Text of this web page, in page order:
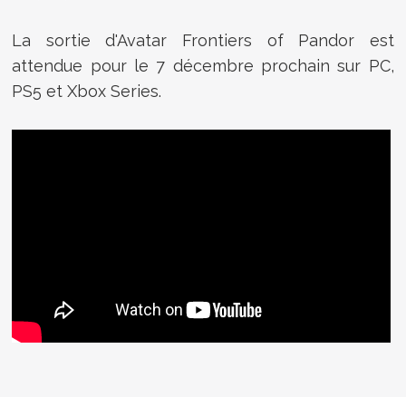
La sortie d'Avatar Frontiers of Pandor est
attendue pour le 7 décembre prochain sur PC,
PS5 et Xbox Series.